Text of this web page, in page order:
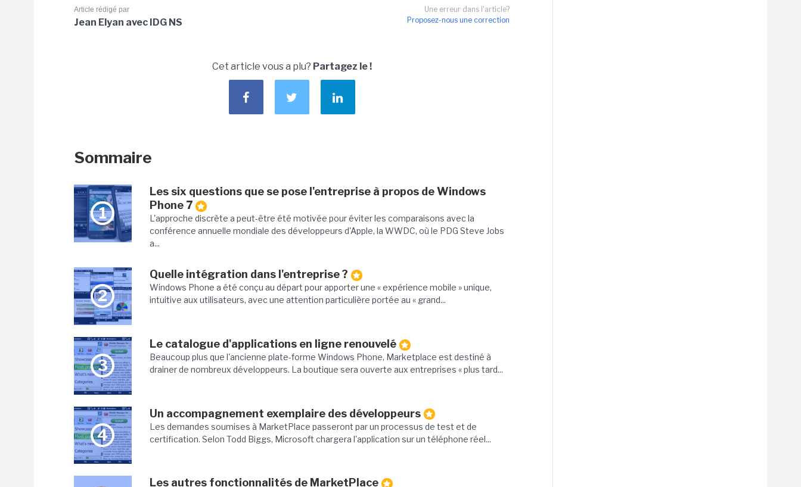
Une erreur dans l'article?
Proposez-nous une correction
Article rédigé par
Jean Elyan avec IDG NS
Cet article vous a plu? Partagez le !
Sommaire
1
Les six questions que se pose l'entreprise à propos de Windows
Phone 7
L'approche discrète a peut-être été motivée pour éviter les comparaisons avec la
conférence annuelle mondiale des développeurs d'Apple, la WWDC, où le PDG Steve Jobs
a...
2
Quelle intégration dans l'entreprise ?
Windows Phone a été conçu au départ pour apporter une « expérience mobile » unique,
intuitive aux utilisateurs, avec une attention particulière portée au « grand...
3
Le catalogue d'applications en ligne renouvelé
Beaucoup plus que l'ancienne plate-forme Windows Phone, Marketplace est destiné à
drainer de nombreux développeurs. La boutique sera ouverte aux entreprises « plus tard...
4
Un accompagnement exemplaire des développeurs
Les demandes soumises à MarketPlace passeront par un processus de test et de
certification. Selon Todd Biggs, Microsoft chargera l'application sur un téléphone réel...
Les autres fonctionnalités de MarketPlace